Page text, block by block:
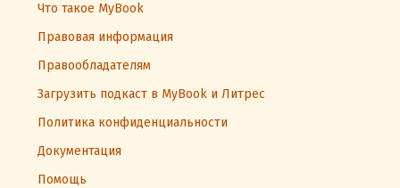
Что такое MyBook
Правовая информация
Правообладателям
Загрузить подкаст в MyBook и Литрес
Политика конфиденциальности
Документация
Помощь